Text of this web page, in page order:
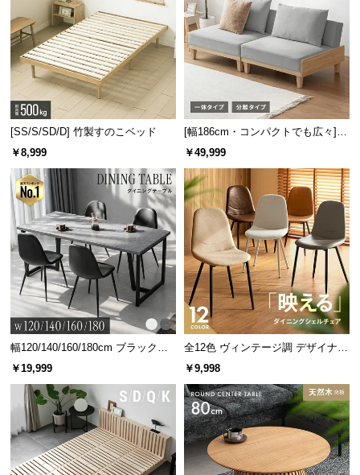
背もたれは分厚く安定感があり、しっかりと身体を
支えるため安心して寛ぐことができます。
ソファの座り心地について
固めのソファのメリット
適正な姿勢をキープできる
形状を維持し、型崩れが起きにくい
[SS/S/SD/D] 竹製すのこベッド
￥8,999
[幅186cm・コンパクトでも広々] 3
人掛けソファベッド リクライニン
￥49,999
幅120/140/160/180cm ブラックフ
レーム ダイニング 大理石調 4人掛
￥19,999
全12色 ヴィンテージ調 デザイナー
ズシェルチェア
￥9,998